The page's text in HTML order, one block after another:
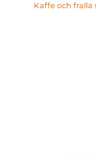
Kaffe och fralla